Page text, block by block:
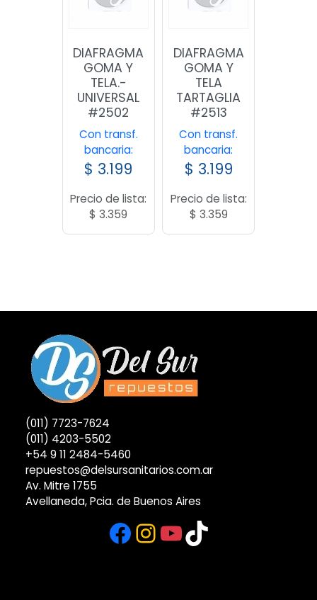
DIAFRAGMA
GOMA Y
TELA.-
UNIVERSAL
#2502
Con transf.
bancaria:
$ 3.199
Precio de lista:
$ 3.359
DIAFRAGMA
GOMA Y
TELA
TARTAGLIA
#2513
Con transf.
bancaria:
$ 3.199
Precio de lista:
$ 3.359
(011) 7723-7624
(011) 4203-5502
+54 9 11 2484-5460
repuestos@delsursanitarios.com.ar
Av. Mitre 1755
Avellaneda, Pcia. de Buenos Aires
Facebook
Instagram
YouTube
TikTok